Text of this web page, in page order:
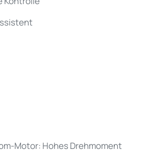
Motor: Hohes Drehmoment